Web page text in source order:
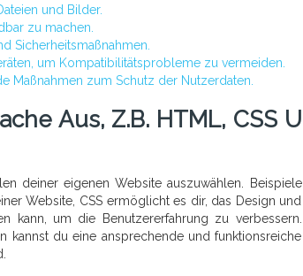
und Bilder.
zu machen.
Sicherheitsmaßnahmen.
um Kompatibilitätsprobleme zu vermeiden.
Maßnahmen zum Schutz der Nutzerdaten.
Aus, Z.B. HTML, CSS U
deiner eigenen Website auszuwählen. Beispiele
Website, CSS ermöglicht es dir, das Design und
kann, um die Benutzererfahrung zu verbessern.
kannst du eine ansprechende und funktionsreiche